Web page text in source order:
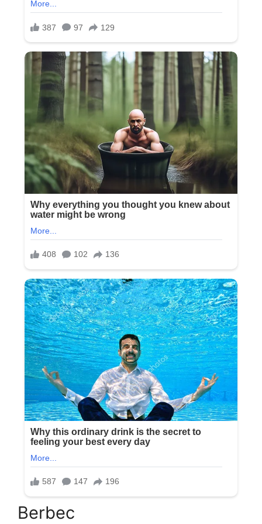
Berbec